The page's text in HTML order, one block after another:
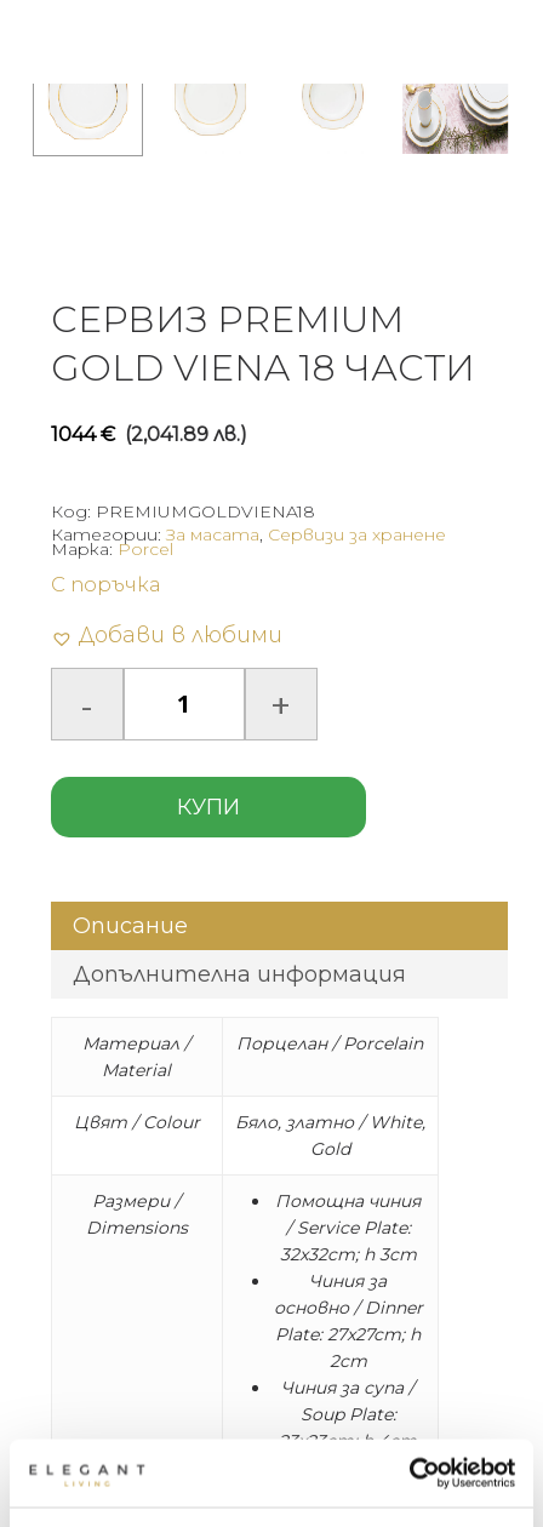
СЕРВИЗ PREMIUM
GOLD VIENA 18 ЧАСТИ
1044€ (2,041.89 лв.)
Код: PREMIUMGOLDVIENA18
Категории:За масата, Сервизи за хранене
С поръчка
Добави в любими
КУПИ
Марка: Porcel
Описание
Допълнителна информация
Материал /
Material
Порцелан / Porcelain
Цвят / Colour
Бяло, златно / White,
Gold
Размери /
Dimensions
Помощна чиния
/ Service Plate:
32x32cm; h 3cm
Чиния за
основно / Dinner
Plate: 27x27cm; h
2cm
Чиния за супа /
Soup Plate:
23x23cm; h 4cm